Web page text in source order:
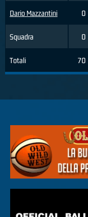
Dario Mazzantini
Squadra
Totali
0
0
70